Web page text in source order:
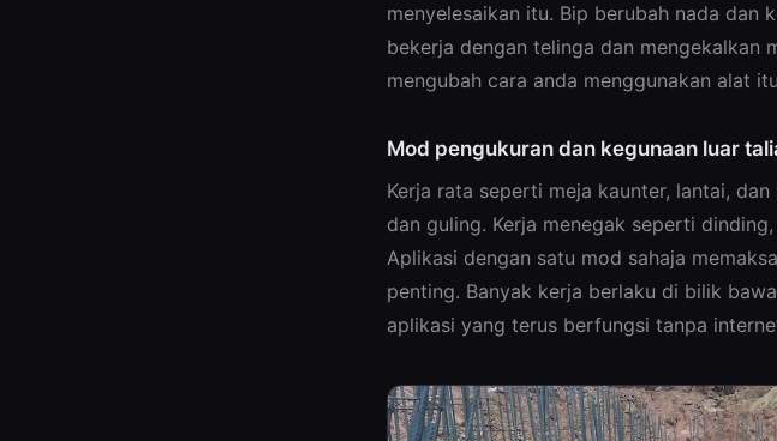
menyelesaikan itu. Bip berubah nada dan
bekerja dengan telinga dan mengekalkan
mengubah cara anda menggunakan alat
Mod pengukuran dan kegunaan luar
Kerja rata seperti meja kaunter, lantai,
dan guling. Kerja menegak seperti
Aplikasi dengan satu mod sahaja
penting. Banyak kerja berlaku di bilik
aplikasi yang terus berfungsi tanpa